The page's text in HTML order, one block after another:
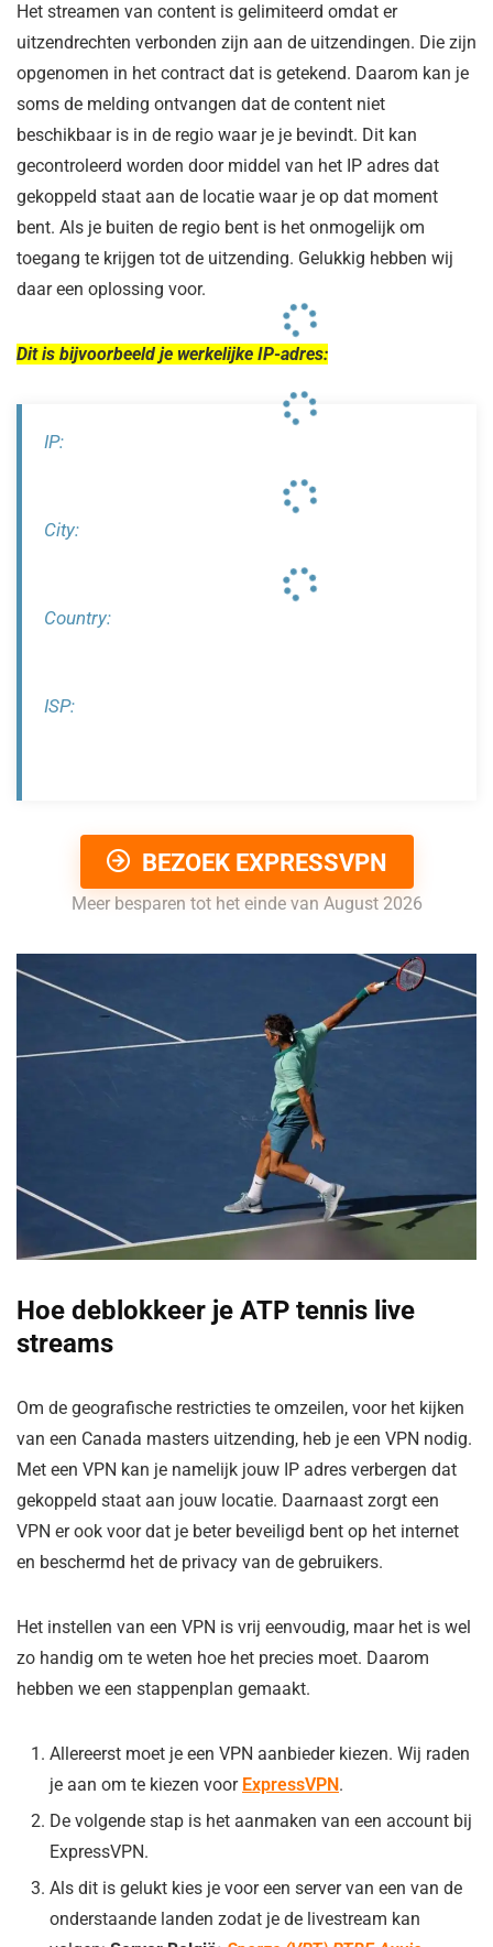
Het streamen van content is gelimiteerd omdat er
uitzendrechten verbonden zijn aan de uitzendingen. Die zijn
opgenomen in het contract dat is getekend. Daarom kan je
soms de melding ontvangen dat de content niet
beschikbaar is in de regio waar je je bevindt. Dit kan
gecontroleerd worden door middel van het IP adres dat
gekoppeld staat aan de locatie waar je op dat moment
bent. Als je buiten de regio bent is het onmogelijk om
toegang te krijgen tot de uitzending. Gelukkig hebben wij
daar een oplossing voor.
Dit is bijvoorbeeld je werkelijke IP-adres:
IP:
City:
Country:
ISP:
BEZOEK EXPRESSVPN
Meer besparen tot het einde van August 2026
Hoe deblokkeer je ATP tennis live
streams
Om de geografische restricties te omzeilen, voor het kijken
van een Canada masters uitzending, heb je een VPN nodig.
Met een VPN kan je namelijk jouw IP adres verbergen dat
gekoppeld staat aan jouw locatie. Daarnaast zorgt een
VPN er ook voor dat je beter beveiligd bent op het internet
en beschermd het de privacy van de gebruikers.
Het instellen van een VPN is vrij eenvoudig, maar het is wel
zo handig om te weten hoe het precies moet. Daarom
hebben we een stappenplan gemaakt.
Allereerst moet je een VPN aanbieder kiezen. Wij raden
je aan om te kiezen voor ExpressVPN .
De volgende stap is het aanmaken van een account bij
ExpressVPN.
Als dit is gelukt kies je voor een server van een van de
onderstaande landen zodat je de livestream kan